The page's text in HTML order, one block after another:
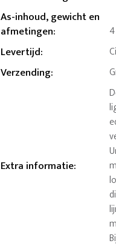
As-inhoud, gewicht en
afmetingen:
Levertijd:
Verzending:
Extra informatie: